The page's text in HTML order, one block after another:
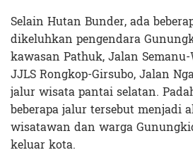
Selain Hutan Bunder, ada
dikeluhkan pengendara
kawasan Pathuk, Jalan
JJLS Rongkop-Girsubo, Jalan
jalur wisata pantai selatan.
beberapa jalur tersebut menjadi
wisatawan dan warga
keluar kota.